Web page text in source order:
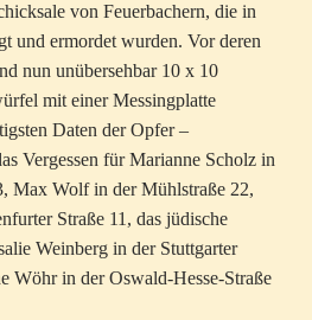
von Feuerbachern, die in
und ermordet wurden. Vor deren
nun unübersehbar 10 x 10
mit einer Messingplatte
Daten der Opfer –
Vergessen für Marianne Scholz in
Max Wolf in der Mühlstraße 22,
Straße 11, das jüdische
Weinberg in der Stuttgarter
Wöhr in der Oswald-Hesse-Straße